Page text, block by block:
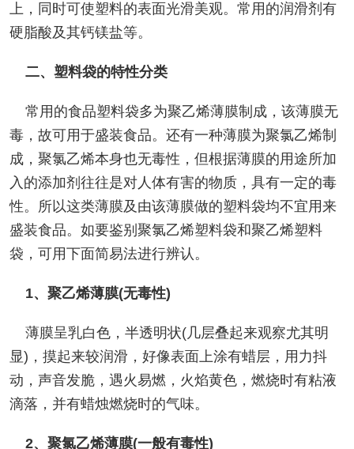
上，同时可使塑料的表面光滑美观。常用的润滑剂有
硬脂酸及其钙镁盐等。
二、塑料袋的特性分类
常用的食品塑料袋多为聚乙烯薄膜制成，该薄膜无
毒，故可用于盛装食品。还有一种薄膜为聚氯乙烯制
成，聚氯乙烯本身也无毒性，但根据薄膜的用途所加
入的添加剂往往是对人体有害的物质，具有一定的毒
性。所以这类薄膜及由该薄膜做的塑料袋均不宜用来
盛装食品。如要鉴别聚氯乙烯塑料袋和聚乙烯塑料
袋，可用下面简易法进行辨认。
1、聚乙烯薄膜(无毒性)
薄膜呈乳白色，半透明状(几层叠起来观察尤其明
显)，摸起来较润滑，好像表面上涂有蜡层，用力抖
动，声音发脆，遇火易燃，火焰黄色，燃烧时有粘液
滴落，并有蜡烛燃烧时的气味。
2、聚氯乙烯薄膜(一般有毒性)